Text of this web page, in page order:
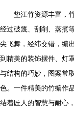
垫江竹资源丰富，
经过破篾、刮削、蒸煮
尖飞舞，经纬交错，编
到精美的装饰摆件、灯
与结构的巧妙，图案常
色。一件精美的竹编作
结着匠人的智慧与耐心